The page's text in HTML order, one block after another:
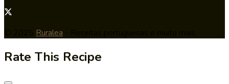
Ruralea
Rate This Recipe